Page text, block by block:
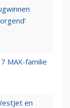
MAX-familie
en